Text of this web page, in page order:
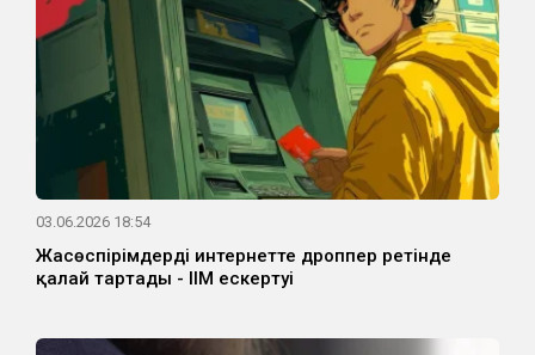
03.06.2026 18:54
Жасөспірімдерді интернетте дроппер ретінде
қалай тартады - ІІМ ескертуі